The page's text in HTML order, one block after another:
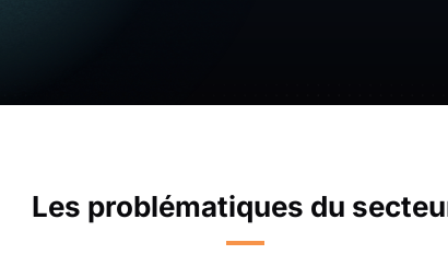
Les problématiques du